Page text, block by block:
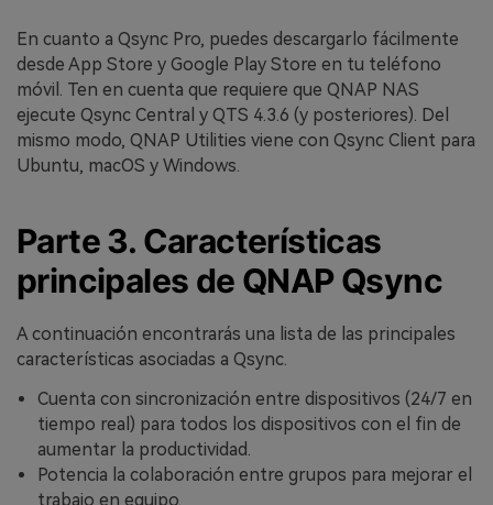
En cuanto a Qsync Pro, puedes descargarlo fácilmente
desde App Store y Google Play Store en tu teléfono
móvil. Ten en cuenta que requiere que QNAP NAS
ejecute Qsync Central y QTS 4.3.6 (y posteriores). Del
mismo modo, QNAP Utilities viene con Qsync Client para
Ubuntu, macOS y Windows.
Parte 3. Características
principales de QNAP Qsync
A continuación encontrarás una lista de las principales
características asociadas a Qsync.
Cuenta con sincronización entre dispositivos (24/7 en
tiempo real) para todos los dispositivos con el fin de
aumentar la productividad.
Potencia la colaboración entre grupos para mejorar el
trabajo en equipo.